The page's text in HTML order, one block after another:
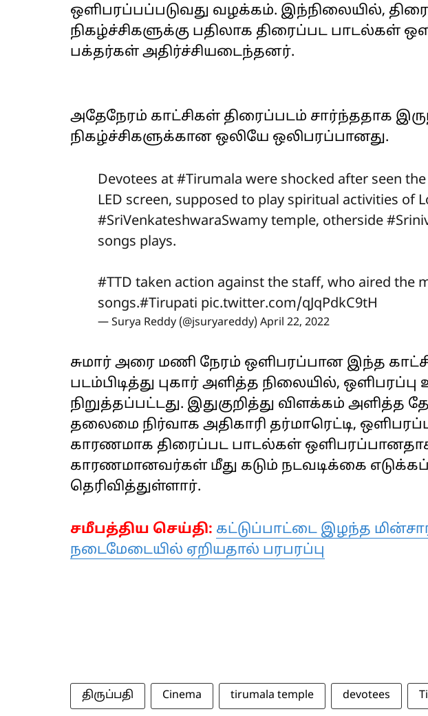
ஒளிபரப்பப்படுவது வழக்கம். இந்நிலையில்,
நிகழ்ச்சிகளுக்கு பதிலாக திரைப்பட பாடல்கள்
பக்தர்கள் அதிர்ச்சியடைந்தனர்.
அதேநேரம் காட்சிகள் திரைப்படம் சார்ந்ததாக
நிகழ்ச்சிகளுக்கான ஒலியே ஒலிபரப்பானது.
Devotees at #Tirumala were shocked after seen the
LED screen, supposed to play spiritual activities of
#SriVenkateshwaraSwamy temple, otherside
songs plays.
#TTD taken action against the staff, who aired the
songs.#Tirupati pic.twitter.com/qJqPdkC9tH
— Surya Reddy (@jsuryareddy) April 22, 2022
சுமார் அரை மணி நேரம் ஒளிபரப்பான இந்த
படம்பிடித்து புகார் அளித்த நிலையில்,
நிறுத்தப்பட்டது. இதுகுறித்து விளக்கம் அளித்த
தலைமை நிர்வாக அதிகாரி தர்மாரெட்டி,
காரணமாக திரைப்பட பாடல்கள்
காரணமானவர்கள் மீது கடும் நடவடிக்கை
தெரிவித்துள்ளார்.
சமீபத்திய செய்தி: கட்டுப்பாட்டை இழந்த
நடைமேடையில் ஏறியதால் பரபரப்பு
திருப்பதி Cinema tirumala temple devotees